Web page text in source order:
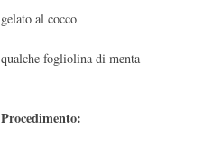
gelato al cocco
qualche fogliolina di menta
Procedimento: